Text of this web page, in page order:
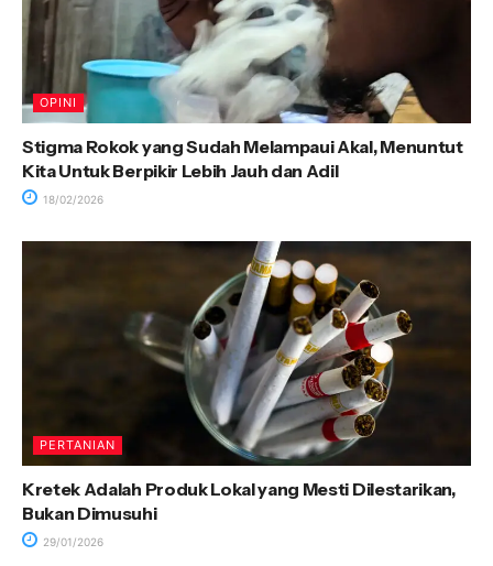
OPINI
Stigma Rokok yang Sudah Melampaui Akal, Menuntut
Kita Untuk Berpikir Lebih Jauh dan Adil
18/02/2026
PERTANIAN
Kretek Adalah Produk Lokal yang Mesti Dilestarikan,
Bukan Dimusuhi
29/01/2026